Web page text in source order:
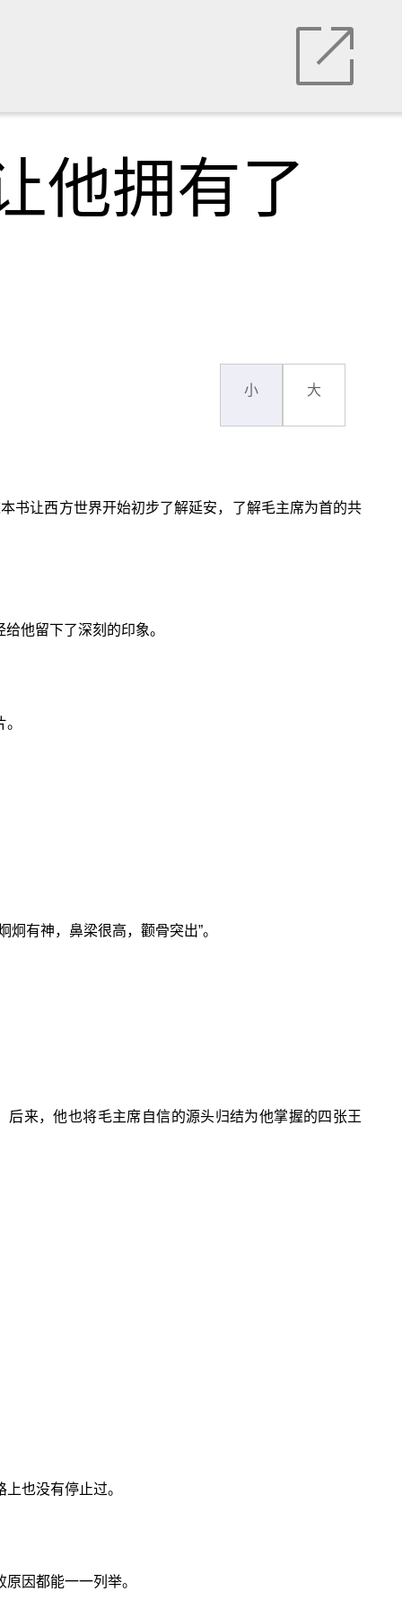
他拥有了
小 大
书让西方世界开始初步了解延安，了解毛主席为首的共
他留下了深刻的印象。
有神，鼻梁很高，颧骨突出”。
来，他也将毛主席自信的源头归结为他掌握的四张王
也没有停止过。
因都能一一列举。